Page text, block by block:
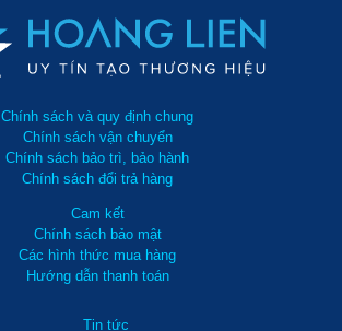
Chính sách và quy định chung
Chính sách vận chuyển
Chính sách bảo trì, bảo hành
Chính sách đổi trả hàng
Cam kết
Chính sách bảo mật
Các hình thức mua hàng
Hướng dẫn thanh toán
Tin tức